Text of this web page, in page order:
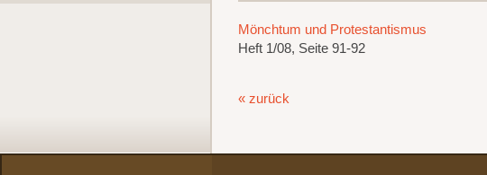
Mönchtum und Protestantismus
Heft 1/08, Seite 91-92
« zurück